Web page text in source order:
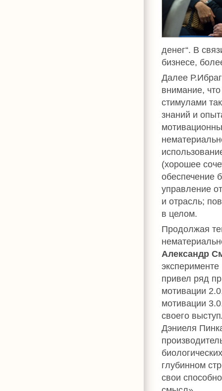
денег“. В
бизнесе,
Далее
внимание,
стимулами
знаний и
(хорошее
обеспечение
управление
и отрасль;
в целом.
Продолжая
Александр
привел ряд
мотивации
мотивации
своего
Дэниеля
глубинном
свои